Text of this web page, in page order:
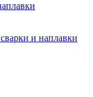
и наплавки